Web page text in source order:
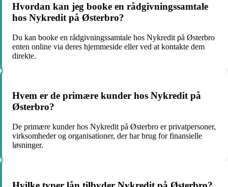
Hvordan kan jeg booke en rådgivningssamtale
hos Nykredit på Østerbro?
Du kan booke en rådgivningssamtale hos Nykredit på Østerbro
enten online via deres hjemmeside eller ved at kontakte dem
direkte.
Hvem er de primære kunder hos Nykredit på
Østerbro?
De primære kunder hos Nykredit på Østerbro er privatpersoner,
virksomheder og organisationer, der har brug for finansielle
løsninger.